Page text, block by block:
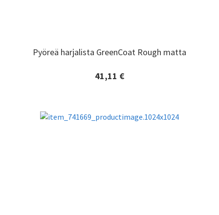
Pyöreä harjalista GreenCoat Rough matta
41,11 €
Pyöreä harjalista GreenCoat Rough matta
Lisätiedot ja tilaaminen